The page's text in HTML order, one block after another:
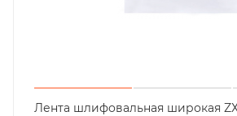
Лента шлифовальная широкая